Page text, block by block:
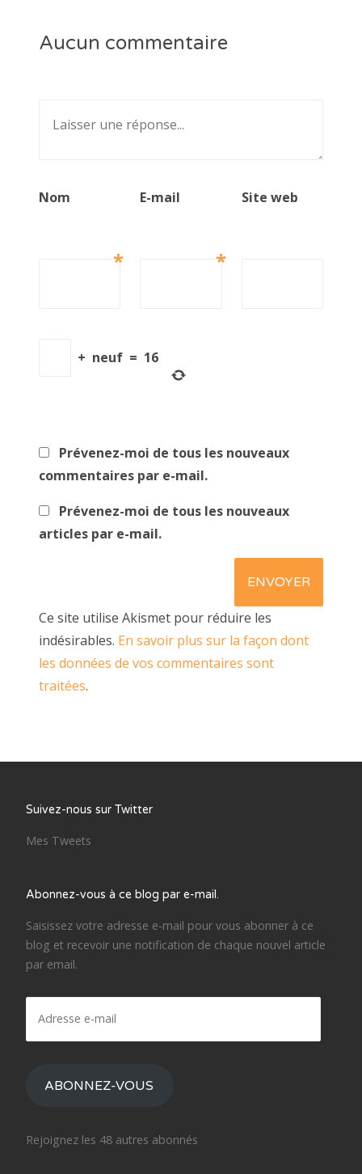
Aucun commentaire
Nom
*
E-mail
*
Site web
+ neuf = 16
Prévenez-moi de tous les nouveaux
commentaires par e-mail.
Prévenez-moi de tous les nouveaux
articles par e-mail.
Ce site utilise Akismet pour réduire les
indésirables. En savoir plus sur la façon dont
les données de vos commentaires sont
traitées.
Suivez-nous sur Twitter
Mes Tweets
Abonnez-vous à ce blog par e-mail.
Saisissez votre adresse e-mail pour vous abonner à ce
blog et recevoir une notification de chaque nouvel article
par email.
mail
ABONNEZ-VOUS
Rejoignez les 48 autres abonnés